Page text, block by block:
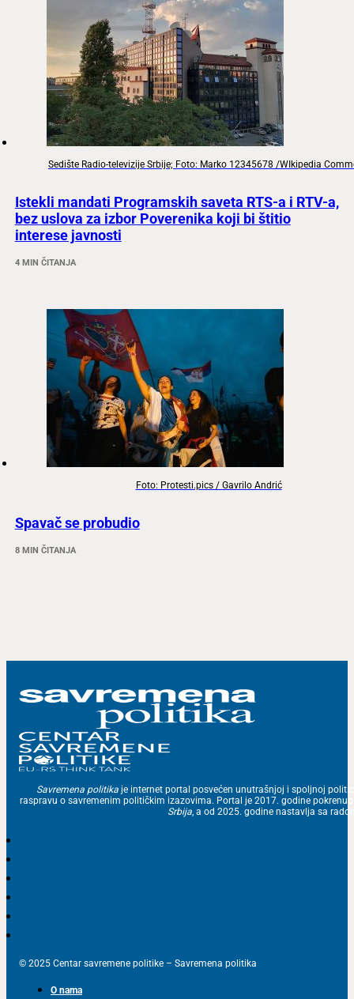
Sedište Radio-televizije Srbije; Foto: Marko 12345678 /WIkipedia
Istekli mandati Programskih saveta RTS-a i RTV-a,
bez uslova za izbor Poverenika koji bi štitio
interese javnosti
4 MIN ČITANJA
Foto: Protesti.pics / Gavrilo Andrić
Spavač se probudio
8 MIN ČITANJA
Savremena politika je internet portal posvećen unutrašnjoj i spoljnoj
raspravu o savremenim političkim izazovima. Portal je 2017. godine
Srbija, a od 2025. godine nastavlja sa
© 2025 Centar savremene politike – Savremena politika
O nama